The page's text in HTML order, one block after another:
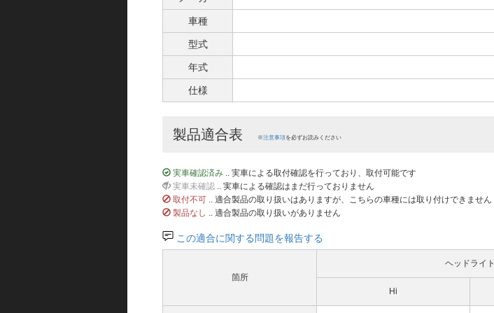
車種
型式
年式
仕様
製品適合表 ※注意事項を必ずお読みください
実車確認済み .. 実車による取付確認を行っており、取付可能です
実車未確認 .. 実車による確認はまだ行っておりません
取付不可 .. 適合製品の取り扱いはありますが、こちらの車種には取り付けできません
製品なし .. 適合製品の取り扱いがありません
この適合に関する問題を報告する
箇所
ヘッドライト
Hi